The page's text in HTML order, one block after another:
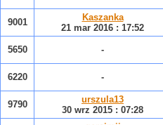
9001
Kaszanka
21 mar 2016 : 17:52
5650 -
6220 -
9790
urszula13
30 wrz 2015 : 07:28